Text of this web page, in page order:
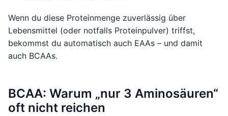
Wenn du diese Proteinmenge zuverlässig über
Lebensmittel (oder notfalls Proteinpulver) triffst,
bekommst du automatisch auch EAAs – und damit
auch BCAAs.
BCAA: Warum „nur 3 Aminosäuren“
oft nicht reichen